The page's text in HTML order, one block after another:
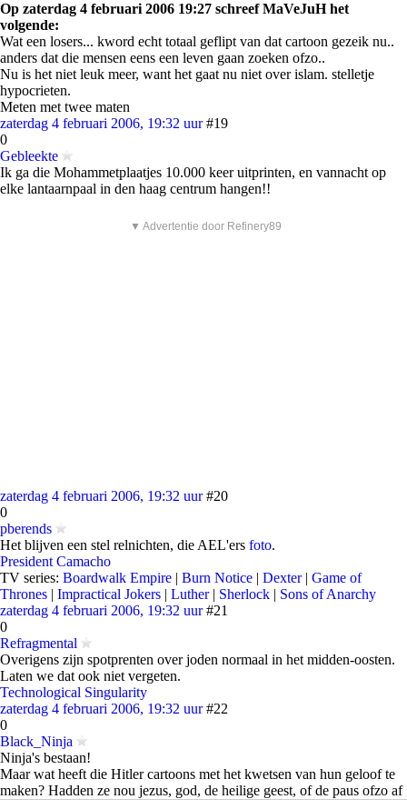
Op zaterdag 4 februari 2006 19:27 schreef MaVeJuH het
volgende:
Wat een losers... kword echt totaal geflipt van dat cartoon gezeik nu..
anders dat die mensen eens een leven gaan zoeken ofzo..
Nu is het niet leuk meer, want het gaat nu niet over islam. stelletje
hypocrieten.
Meten met twee maten
zaterdag 4 februari 2006, 19:32 uur #19
0
Gebleekte
Ik ga die Mohammetplaatjes 10.000 keer uitprinten, en vannacht op
elke lantaarnpaal in den haag centrum hangen!!
▼ Advertentie door Refinery89
zaterdag 4 februari 2006, 19:32 uur #20
0
pberends
Het blijven een stel relnichten, die AEL'ers foto.
President Camacho
TV series: Boardwalk Empire | Burn Notice | Dexter| Game of
Thrones | Impractical Jokers | Luther| Sherlock | Sons of Anarchy
zaterdag 4 februari 2006, 19:32 uur #21
0
Refragmental
Overigens zijn spotprenten over joden normaal in het midden-oosten.
Laten we dat ook niet vergeten.
Technological Singularity
zaterdag 4 februari 2006, 19:32 uur #22
0
Black_Ninja
Ninja's bestaan!
Maar wat heeft die Hitler cartoons met het kwetsen van hun geloof te
maken? Hadden ze nou jezus, god, de heilige geest, of de paus ofzo af